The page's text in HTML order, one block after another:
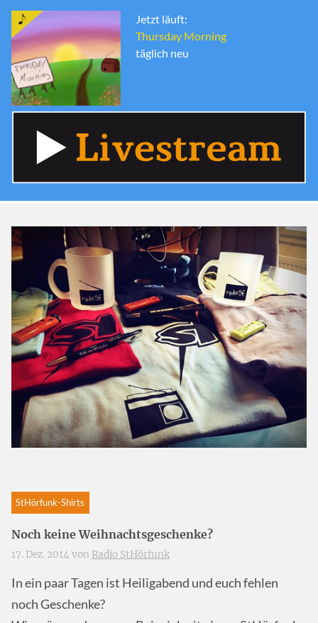
Jetzt läuft:
Thursday Morning
täglich neu
StHörfunk-Shirts
Noch keine Weihnachtsgeschenke?
17. Dez. 2014 von Radio StHörfunk
In ein paar Tagen ist Heiligabend und euch fehlen
noch Geschenke?